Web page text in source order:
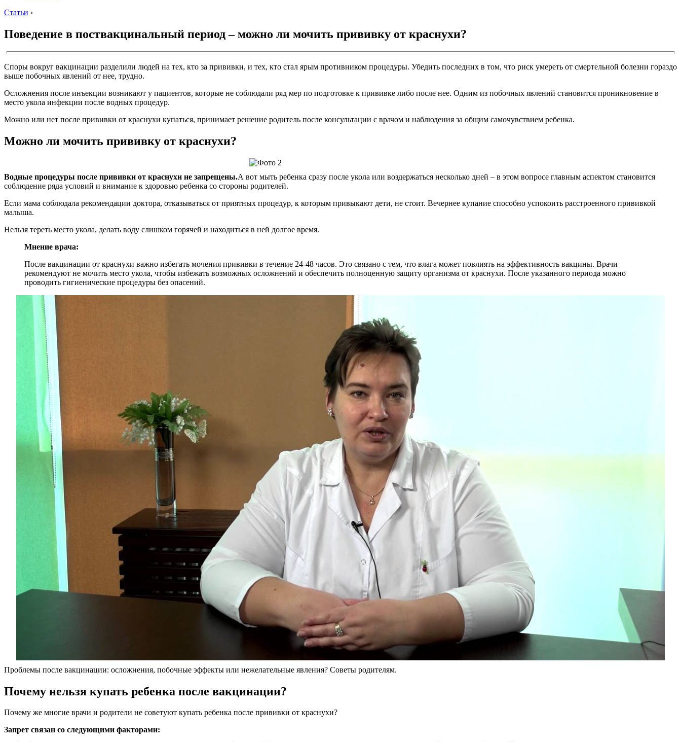
Статьи ›
Поведение в поствакцинальный период – можно ли мочить прививку от краснухи?
Споры вокруг вакцинации разделили людей на тех, кто за прививки, и тех, кто стал ярым противником процедуры. Убедить последних в том, что риск умереть от смертельной болезни гораздо
выше побочных явлений от нее, трудно.
Осложнения после инъекции возникают у пациентов, которые не соблюдали ряд мер по подготовке к прививке либо после нее. Одним из побочных явлений становится проникновение в
место укола инфекции после водных процедур.
Можно или нет после прививки от краснухи купаться, принимает решение родитель после консультации с врачом и наблюдения за общим самочувствием ребенка.
Можно ли мочить прививку от краснухи?
Водные процедуры после прививки от краснухи не запрещены.А вот мыть ребенка сразу после укола или воздержаться несколько дней – в этом вопросе главным аспектом становится
соблюдение ряда условий и внимание к здоровью ребенка со стороны родителей.
Если мама соблюдала рекомендации доктора, отказываться от приятных процедур, к которым привыкают дети, не стоит. Вечернее купание способно успокоить расстроенного прививкой
малыша.
Нельзя тереть место укола, делать воду слишком горячей и находиться в ней долгое время.
Мнение врача:
После вакцинации от краснухи важно избегать мочения прививки в течение 24-48 часов. Это связано с тем, что влага может повлиять на эффективность вакцины. Врачи
рекомендуют не мочить место укола, чтобы избежать возможных осложнений и обеспечить полноценную защиту организма от краснухи. После указанного периода можно
проводить гигиенические процедуры без опасений.
Проблемы после вакцинации: осложнения, побочные эффекты или нежелательные явления? Советы родителям.
Почему нельзя купать ребенка после вакцинации?
Почему же многие врачи и родители не советуют купать ребенка после прививки от краснухи?
Запрет связан со следующими факторами: